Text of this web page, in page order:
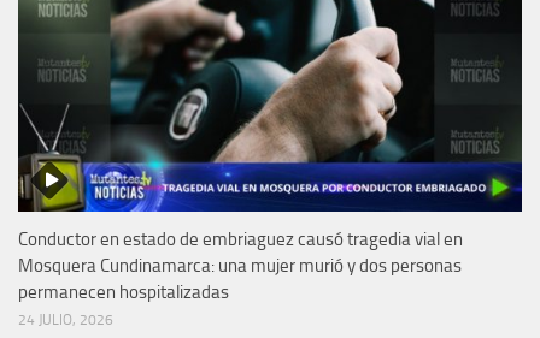
Conductor en estado de embriaguez causó tragedia vial en
Mosquera Cundinamarca: una mujer murió y dos personas
permanecen hospitalizadas
24 JULIO, 2026